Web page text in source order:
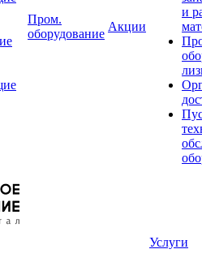
Пром.
оборудование
Акции
и
Услуги